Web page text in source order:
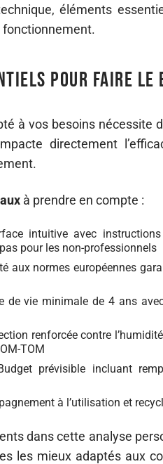
éléments
pour faire le
à vos besoins nécessite
directement
à prendre en compte :
intuitive avec
pour les non-professionnels
aux normes européennes
de vie minimale de 4 ans
renforcée contre
TOM
prévisible incluant
à l’utilisation et
dans cette analyse
les mieux adaptés aux